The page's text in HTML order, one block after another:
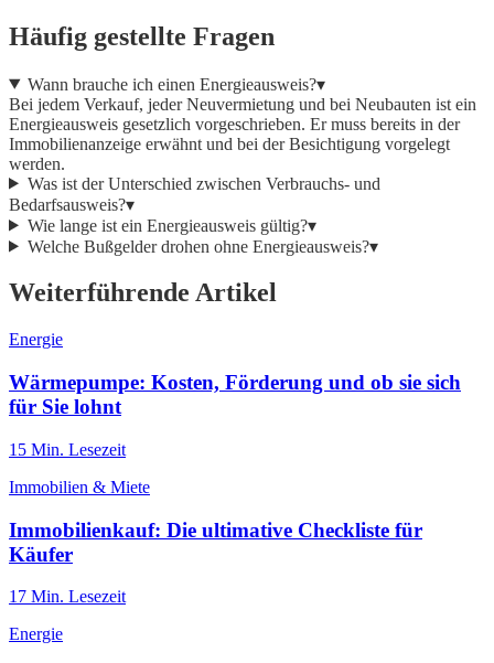
Häufig gestellte Fragen
Wann brauche ich einen Energieausweis?▾
Bei jedem Verkauf, jeder Neuvermietung und bei Neubauten ist ein
Energieausweis gesetzlich vorgeschrieben. Er muss bereits in der
Immobilienanzeige erwähnt und bei der Besichtigung vorgelegt
werden.
Was ist der Unterschied zwischen Verbrauchs- und
Bedarfsausweis?▾
Wie lange ist ein Energieausweis gültig?▾
Welche Bußgelder drohen ohne Energieausweis?▾
Weiterführende Artikel
Energie
Wärmepumpe: Kosten, Förderung und ob sie sich
für Sie lohnt
15 Min. Lesezeit
Immobilien & Miete
Immobilienkauf: Die ultimative Checkliste für
Käufer
17 Min. Lesezeit
Energie